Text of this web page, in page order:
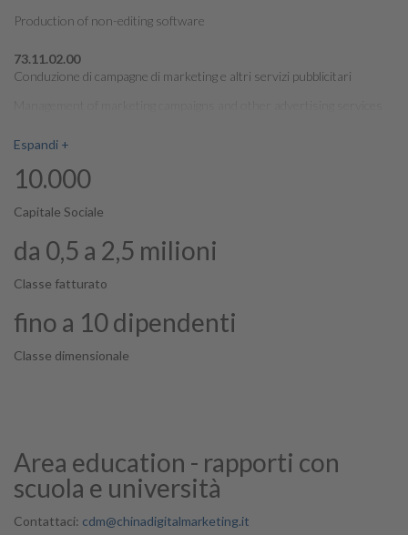
Production of non-editing software
73.11.02.00
Conduzione di campagne di marketing e altri servizi pubblicitari
Espandi +
10.000
Capitale Sociale
da 0,5 a 2,5 milioni
Classe fatturato
fino a 10 dipendenti
Classe dimensionale
Area education - rapporti con
scuola e università
Contattaci: cdm@chinadigitalmarketing.it